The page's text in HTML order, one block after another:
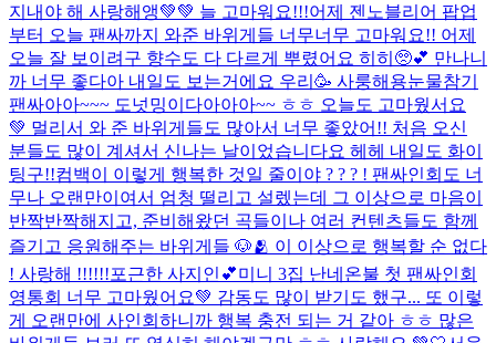
지내야 해 사랑해앵💚💚 늘 고마워요!!!어제 젠노블리어 팝업
부터 오늘 팬싸까지 와준 바위게들 너무너무 고마워요!! 어제
오늘 잘 보이려구 향수도 다 다르게 뿌렸어요 히히🥺💕 만나니
까 너무 좋다아 내일도 보는거에요 우리🥳 사룽해용눈물참기
팬싸아아~~~ 도넛밍이다아아아~~ ㅎㅎ 오늘도 고마웠서요
💚 멀리서 와 준 바위게들도 많아서 너무 좋았어!! 처음 오신
분들도 많이 계셔서 신나는 날이었습니다요 헤헤 내일도 화이
팅구!!컴백이 이렇게 행복한 것일 줄이야 ? ? ? ! 팬싸인회도 너
무나 오랜만이여서 엄청 떨리고 설렜는데 그 이상으로 마음이
반짝반짝해지고, 준비해왔던 곡들이나 여러 컨텐츠들도 함께
즐기고 응원해주는 바위게들 🐶🫂 이 이상으로 행복할 순 없다
! 사랑해 !!!!!!포근한 사지인💕미니 3집 난네온불 첫 팬싸인회
영통회 너무 고마웠어요💚 감동도 많이 받기도 했구... 또 이렇
게 오랜만에 사인회하니까 행복 충전 되는 거 같아 ㅎㅎ 많은